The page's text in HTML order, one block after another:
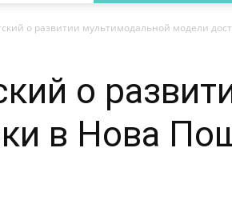
о развитии мультимодальной модели
о
в Нова